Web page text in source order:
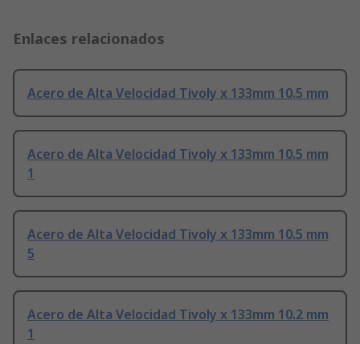
Enlaces relacionados
Acero de Alta Velocidad Tivoly x 133mm 10.5 mm
Acero de Alta Velocidad Tivoly x 133mm 10.5 mm
1
Acero de Alta Velocidad Tivoly x 133mm 10.5 mm
5
Acero de Alta Velocidad Tivoly x 133mm 10.2 mm
1